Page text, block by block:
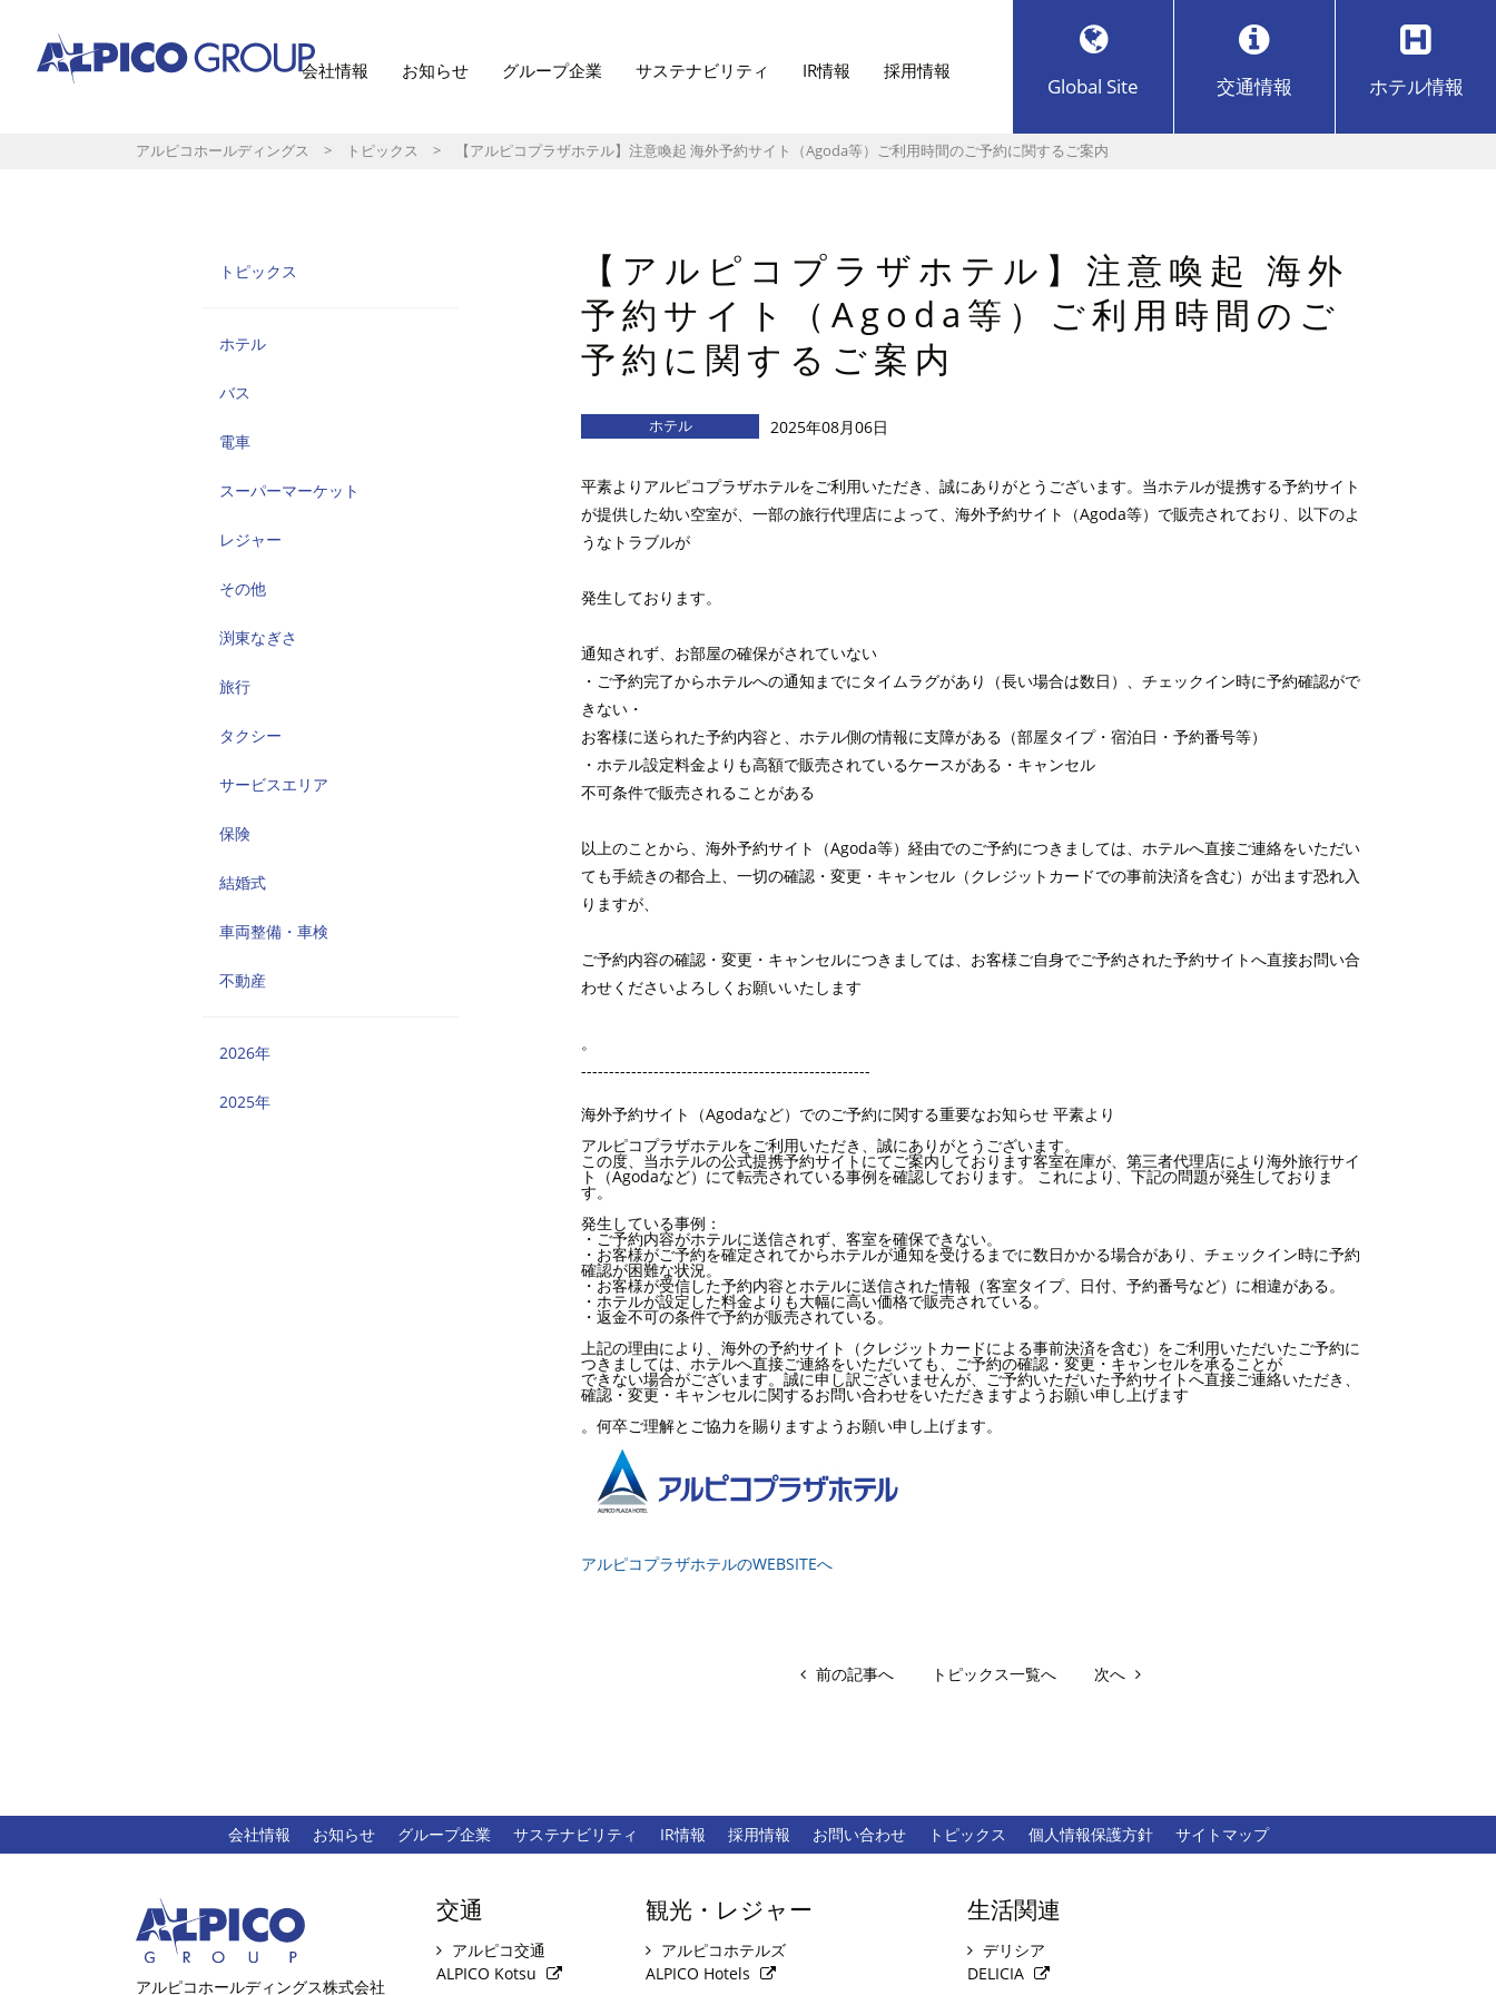
会社情報 お知らせ グループ企業 サステナビリティ IR情報 採用情報
Global Site 交通情報 ホテル情報
アルピコホールディングス > トピックス > 【アルピコプラザホテル】注意喚起 海外予約サイト（Agoda等）ご利用時間のご予約に関するご案内
トピックス
ホテル
バス
電車
スーパーマーケット
レジャー
その他
渕東なぎさ
旅行
タクシー
サービスエリア
保険
結婚式
車両整備・車検
不動産
2026年
2025年
【アルピコプラザホテル】注意喚起 海外
予約サイト（Agoda等）ご利用時間のご
予約に関するご案内
ホテル 2025年08月06日
平素よりアルピコプラザホテルをご利用いただき、誠にありがとうございます。当ホテルが提携する予約サイト
が提供した幼い空室が、一部の旅行代理店によって、海外予約サイト（Agoda等）で販売されており、以下のよ
うなトラブルが
発生しております。
通知されず、お部屋の確保がされていない
・ご予約完了からホテルへの通知までにタイムラグがあり（長い場合は数日）、チェックイン時に予約確認がで
きない・
お客様に送られた予約内容と、ホテル側の情報に支障がある（部屋タイプ・宿泊日・予約番号等）
・ホテル設定料金よりも高額で販売されているケースがある・キャンセル
不可条件で販売されることがある
以上のことから、海外予約サイト（Agoda等）経由でのご予約につきましては、ホテルへ直接ご連絡をいただい
ても手続きの都合上、一切の確認・変更・キャンセル（クレジットカードでの事前決済を含む）が出ます恐れ入
りますが、
ご予約内容の確認・変更・キャンセルにつきましては、お客様ご自身でご予約された予約サイトへ直接お問い合
わせくださいよろしくお願いいたします
。
----------------------------------------------------
海外予約サイト（Agodaなど）でのご予約に関する重要なお知らせ 平素より
アルピコプラザホテルをご利用いただき、誠にありがとうございます。
この度、当ホテルの公式提携予約サイトにてご案内しております客室在庫が、第三者代理店により海外旅行サイ
ト（Agodaなど）にて転売されている事例を確認しております。 これにより、下記の問題が発生しておりま
す。
発生している事例：
・ご予約内容がホテルに送信されず、客室を確保できない。
・お客様がご予約を確定されてからホテルが通知を受けるまでに数日かかる場合があり、チェックイン時に予約
確認が困難な状況。
・お客様が受信した予約内容とホテルに送信された情報（客室タイプ、日付、予約番号など）に相違がある。
・ホテルが設定した料金よりも大幅に高い価格で販売されている。
・返金不可の条件で予約が販売されている。
上記の理由により、海外の予約サイト（クレジットカードによる事前決済を含む）をご利用いただいたご予約に
つきましては、ホテルへ直接ご連絡をいただいても、ご予約の確認・変更・キャンセルを承ることが
できない場合がございます。誠に申し訳ございませんが、ご予約いただいた予約サイトへ直接ご連絡いただき、
確認・変更・キャンセルに関するお問い合わせをいただきますようお願い申し上げます
。何卒ご理解とご協力を賜りますようお願い申し上げます。
アルピコプラザホテルのWEBSITEへ
前の記事へ トピックス一覧へ 次へ
会社情報 お知らせ グループ企業 サステナビリティ IR情報 採用情報 お問い合わせ トピックス 個人情報保護方針 サイトマップ
アルピコホールディングス株式会社
交通
アルピコ交通
ALPICO Kotsu
観光・レジャー
アルピコホテルズ
ALPICO Hotels
生活関連
デリシア
DELICIA